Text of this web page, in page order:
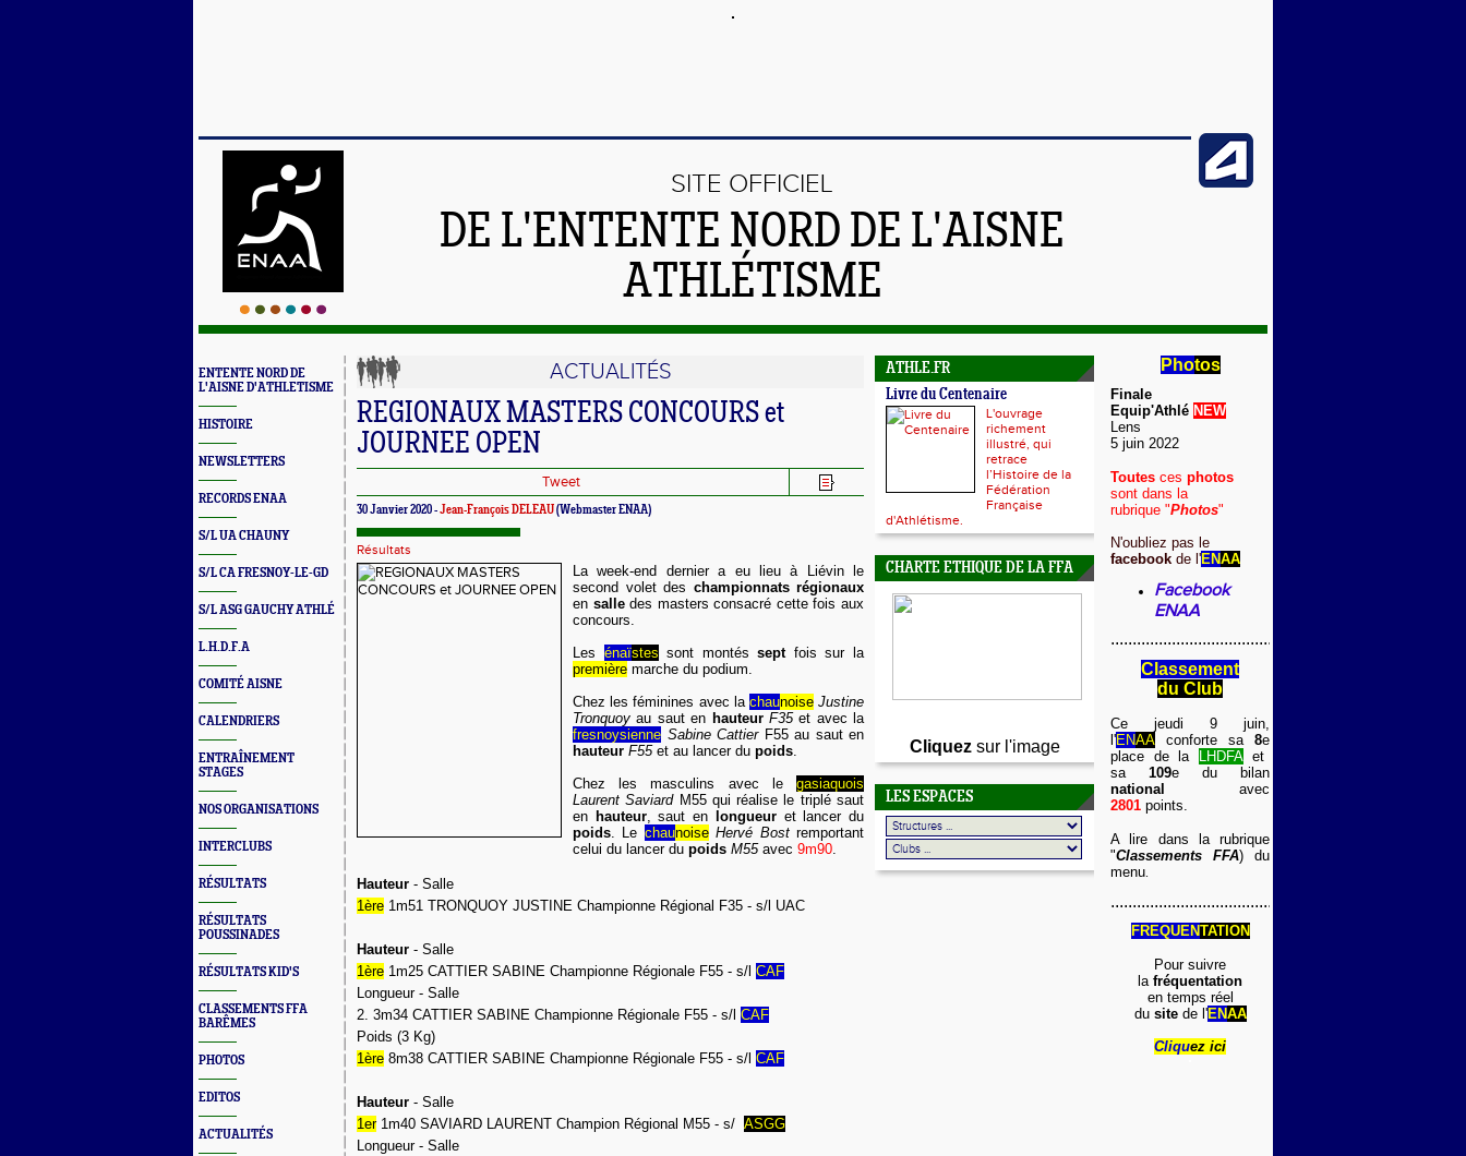
SITE OFFICIEL
DE L'ENTENTE NORD DE L'AISNE
ATHLÉTISME
ENTENTE NORD DE
L'AISNE D'ATHLETISME
HISTOIRE
NEWSLETTERS
RECORDS ENAA
S/L UA CHAUNY
S/L CA FRESNOY-LE-GD
S/L ASG GAUCHY ATHLÉ
L.H.D.F.A
COMITÉ AISNE
CALENDRIERS
ENTRAÎNEMENT
STAGES
NOS ORGANISATIONS
INTERCLUBS
RÉSULTATS
RÉSULTATS
POUSSINADES
RÉSULTATS KID'S
CLASSEMENTS FFA
BARÊMES
PHOTOS
EDITOS
ACTUALITÉS
ACTUALITÉS
REGIONAUX MASTERS CONCOURS et
JOURNEE OPEN
Tweet
30 Janvier 2020 -Jean-François DELEAU(Webmaster ENAA)
Résultats
La week-end dernier a eu lieu à Liévin le
second volet des championnats régionaux
en salledes masters consacré cette fois aux
concours.
Les énaïstes sont montés septfois sur la
première marche du podium.
Chez les féminines avec la chaunoise Justine
Tronquoy au saut en hauteurF35et avec la
fresnoysienne Sabine CattierF55 au saut en
hauteur F55et au lancer du poids.
Chez les masculins avec le gasiaquois
Laurent SaviardM55 qui réalise le triplé saut
en hauteur, saut en longueuret lancer du
poids. Le chaunoise Hervé Bostremportant
celui du lancer du poids M55avec 9m90.
Hauteur - Salle
1ère 1m51 TRONQUOY JUSTINE Championne Régional F35 - s/l UAC
Hauteur - Salle
1ère 1m25 CATTIER SABINE Championne Régionale F55 - s/l CAF
Longueur - Salle
2. 3m34 CATTIER SABINE Championne Régionale F55 - s/l CAF
Poids (3 Kg)
1ère 8m38 CATTIER SABINE Championne Régionale F55 - s/l CAF
Hauteur - Salle
1er1m40 SAVIARD LAURENT Champion Régional M55 - s/ ASGG
Longueur - Salle
ATHLE.FR
Livre du Centenaire
L'ouvrage
richement
illustré, qui
retrace
l’Histoire de la
Fédération
Française
d'Athlétisme.
CHARTE ETHIQUE DE LA FFA
Cliquezsur l'image
LES ESPACES
Photos
Finale
Equip'Athlé NEW
Lens
5 juin 2022
Toutes ces photos
sont dans la
rubrique "Photos"
N'oubliez pas le
facebook de l 'ENAA
Facebook
ENAA
...........................................
Classement
du Club
Ce jeudi 9 juin,
l'ENAA conforte sa 8e
place de la
LHDFAet
sa 109e du bilan
national
avec
2801 points.
A lire dans la rubrique
"Classements FFA) du
menu.
...........................................
FREQUENTATION
Pour suivre
la fréquentation
en temps réel
dusite de l'ENAA
Cliquez ici